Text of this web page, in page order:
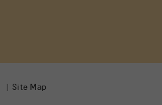
Site Map